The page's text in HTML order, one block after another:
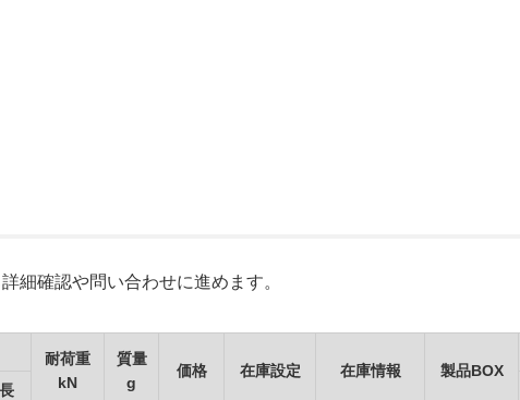
細確認や問い合わせに進めます。
耐荷重
kN
質量
g
価格 在庫設定 在庫情報 製品BOX
長